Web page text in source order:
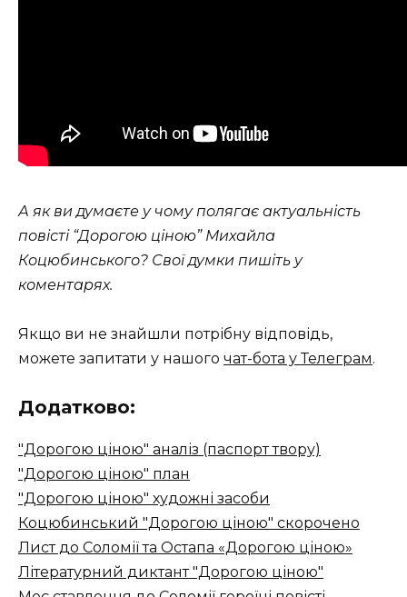
А як ви думаєте у чому полягає актуальність
повісті “Дорогою ціною” Михайла
Коцюбинського?​ Свої думки пишіть у
коментарях.
Якщо ви не знайшли потрібну відповідь,
можете запитати у нашого чат-бота у Телеграм.
Додатково:
"Дорогою ціною" аналіз (паспорт твору)
"Дорогою ціною" план
"Дорогою ціною" художні засоби
Коцюбинський "Дорогою ціною" скорочено
Лист до Соломії та Остапа «Дорогою ціною»
Літературний диктант "Дорогою ціною"